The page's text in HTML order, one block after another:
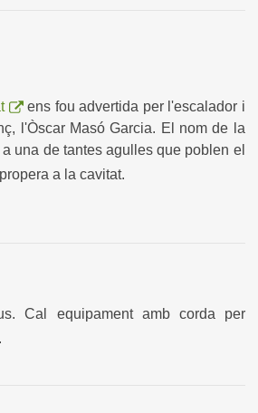
ens fou advertida per l'escalador i
l'Òscar Masó Garcia. El nom de la
una de tantes agulles que poblen el
a la cavitat.
Cal equipament amb corda per
.